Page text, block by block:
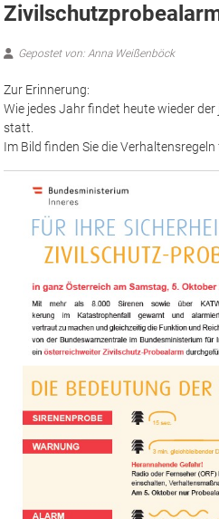
Gepostet von: Anna Weißenböck
Zur Erinnerung:
Wie jedes Jahr findet heute wieder
statt.
Im Bild finden Sie die